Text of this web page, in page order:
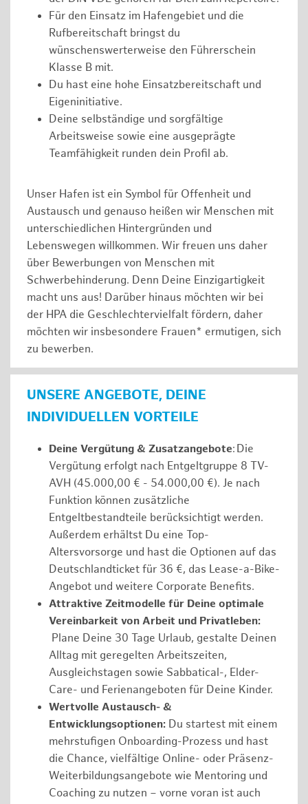
Für den Einsatz im Hafengebiet und die
Rufbereitschaft bringst du
wünschenswerterweise den Führerschein
Klasse B mit.
Du hast eine hohe Einsatzbereitschaft und
Eigeninitiative.
Deine selbständige und sorgfältige
Arbeitsweise sowie eine ausgeprägte
Teamfähigkeit runden dein Profil ab.
Unser Hafen ist ein Symbol für Offenheit und
Austausch und genauso heißen wir Menschen mit
unterschiedlichen Hintergründen und
Lebenswegen willkommen. Wir freuen uns daher
über Bewerbungen von Menschen mit
Schwerbehinderung. Denn Deine Einzigartigkeit
macht uns aus! Darüber hinaus möchten wir bei
der HPA die Geschlechtervielfalt fördern, daher
möchten wir insbesondere Frauen* ermutigen, sich
zu bewerben.
UNSERE ANGEBOTE, DEINE
INDIVIDUELLEN VORTEILE
Deine Vergütung & Zusatzangebote: Die
Vergütung erfolgt nach Entgeltgruppe 8 TV-
AVH (45.000,00 € - 54.000,00 €). Je nach
Funktion können zusätzliche
Entgeltbestandteile berücksichtigt werden.
Außerdem erhältst Du eine Top-
Altersvorsorge und hast die Optionen auf das
Deutschlandticket für 36 €, das Lease-a-Bike-
Angebot und weitere Corporate Benefits.
Attraktive Zeitmodelle für Deine optimale
Vereinbarkeit von Arbeit und Privatleben:
Plane Deine 30 Tage Urlaub, gestalte Deinen
Alltag mit geregelten Arbeitszeiten,
Ausgleichstagen sowie Sabbatical-, Elder-
Care- und Ferienangeboten für Deine Kinder.
Wertvolle Austausch- &
Entwicklungsoptionen: Du startest mit einem
mehrstufigen Onboarding-Prozess und hast
die Chance, vielfältige Online- oder Präsenz-
Weiterbildungsangebote wie Mentoring und
Coaching zu nutzen – vorne voran ist auch